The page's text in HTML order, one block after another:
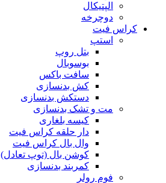
الپتیکال
دوچرخه
کراس فیت
استپ
بتل روپ
بوسوبال
سافت باکس
کش بدنسازی
دستکش بدنسازی
مت و تشک بدنسازی
کیسه بلغاری
دار حلقه کراس فیت
وال بال کراس فیت
کوشن بال (توپ تعادل)
کمربند بدنسازی
فوم رولر